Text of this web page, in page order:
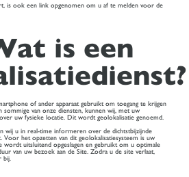
is ook een link opgenomen om u af te melden voor de
is een
of ander apparaat gebruikt om toegang te krijgen
sommige van onze diensten, kunnen wij, met uw
uw fysieke locatie. Dit wordt geolokalisatie genoemd.
wij u in real-time informeren over de dichtstbijzijnde
Voor het opzetten van dit geolokalisatiesysteem is uw
wordt uitsluitend opgeslagen en gebruikt om u optimale
van uw bezoek aan de Site. Zodra u de site verlaat,
bij.